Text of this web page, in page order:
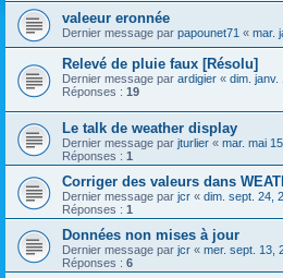
valeeur eronnée
Dernier message par papounet71 « mar.
Relevé de pluie faux [Résolu]
Dernier message par ardigier « dim. janv.
Réponses : 19
Le talk de weather display
Dernier message par jturlier « mar. mai
Réponses : 1
Corriger des valeurs dans
Dernier message par jcr « dim. sept. 24,
Réponses : 1
Données non mises à jour
Dernier message par jcr « mer. sept. 13,
Réponses : 6